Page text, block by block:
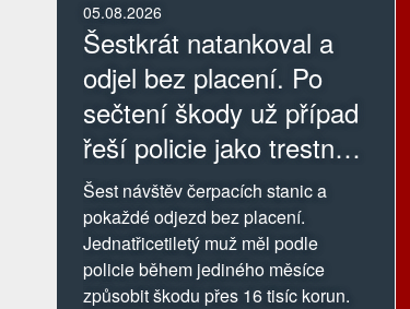
05.08.2026
Šestkrát natankoval a
odjel bez placení. Po
sečtení škody už případ
řeší policie jako trestný
čin
Šest návštěv čerpacích stanic a
pokaždé odjezd bez placení.
Jednatřicetiletý muž měl podle
policie během jediného měsíce
způsobit škodu přes 16 tisíc korun.